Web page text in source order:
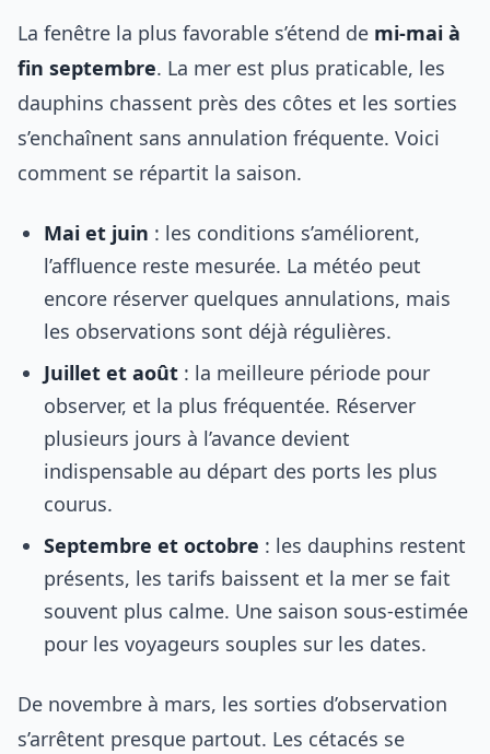
La fenêtre la plus favorable s’étend de mi-mai à
fin septembre. La mer est plus praticable, les
dauphins chassent près des côtes et les sorties
s’enchaînent sans annulation fréquente. Voici
comment se répartit la saison.
Mai et juin : les conditions s’améliorent,
l’affluence reste mesurée. La météo peut
encore réserver quelques annulations, mais
les observations sont déjà régulières.
Juillet et août : la meilleure période pour
observer, et la plus fréquentée. Réserver
plusieurs jours à l’avance devient
indispensable au départ des ports les plus
courus.
Septembre et octobre : les dauphins restent
présents, les tarifs baissent et la mer se fait
souvent plus calme. Une saison sous-estimée
pour les voyageurs souples sur les dates.
De novembre à mars, les sorties d’observation
s’arrêtent presque partout. Les cétacés se